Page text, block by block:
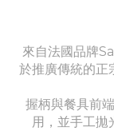
來自法國品牌
於推廣傳統的正
握柄與餐具前
用，並手工拋